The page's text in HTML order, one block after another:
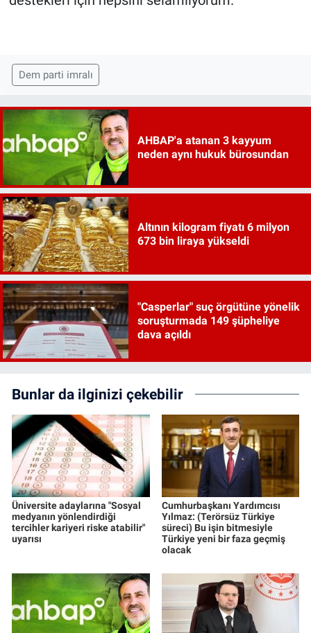
Dem parti imralı
AHBAP'a atanan 3 kayyum
neden aynı hukuk bürosundan
Altının kilogram fiyatı 6 milyon
673 bin liraya yükseldi
"Casperlar" suç örgütüne yönelik
soruşturmada 149 şüpheliye
dava açıldı
Bunlar da ilginizi çekebilir
Üniversite adaylarına "Sosyal
medyanın yönlendirdiği
tercihler kariyeri riske atabilir"
uyarısı
Cumhurbaşkanı Yardımcısı
Yılmaz: (Terörsüz Türkiye
süreci) Bu işin bitmesiyle
Türkiye yeni bir faza geçmiş
olacak